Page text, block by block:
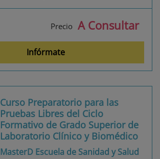
Precio A Consultar
Infórmate
Curso Preparatorio para las
Pruebas Libres del Ciclo
Formativo de Grado Superior de
Laboratorio Clínico y Biomédico
MasterD Escuela de Sanidad y Salud